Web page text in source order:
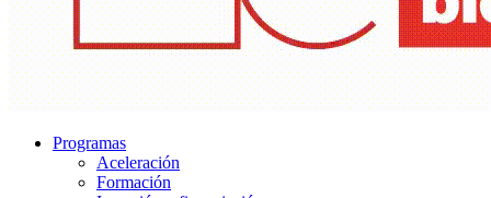
Programas
Aceleración
Formación